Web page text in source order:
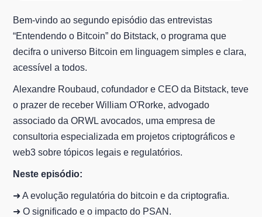
Bem-vindo ao segundo episódio das entrevistas
“Entendendo o Bitcoin” do Bitstack, o programa que
decifra o universo Bitcoin em linguagem simples e clara,
acessível a todos.
Alexandre Roubaud, cofundador e CEO da Bitstack, teve
o prazer de receber William O'Rorke, advogado
associado da ORWL avocados, uma empresa de
consultoria especializada em projetos criptográficos e
web3 sobre tópicos legais e regulatórios.
Neste episódio:
➜ A evolução regulatória do bitcoin e da criptografia.
➜ O significado e o impacto do PSAN.